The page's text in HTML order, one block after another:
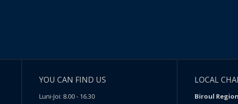
YOU CAN FIND US
Luni-Joi: 8.00 - 16.30
LOCAL
Biroul